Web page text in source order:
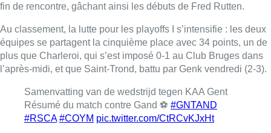
fin de rencontre, gâchant ainsi les débuts de Fred Rutten.
Au classement, la lutte pour les playoffs I s’intensifie : les deux
équipes se partagent la cinquième place avec 34 points, un de
plus que Charleroi, qui s’est imposé 0-1 au Club Bruges dans
l’après-midi, et que Saint-Trond, battu par Genk vendredi (2-3).
Samenvatting van de wedstrijd tegen KAA Gent
Résumé du match contre Gand ⚽ #GNTAND
#RSCA #COYM pic.twitter.com/CtRCvKJxHt